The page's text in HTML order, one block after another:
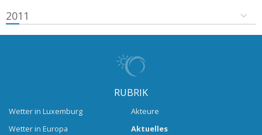
2011
RUBRIK
Wetter in Luxemburg
Wetter in Europa
Akteure
Aktuelles